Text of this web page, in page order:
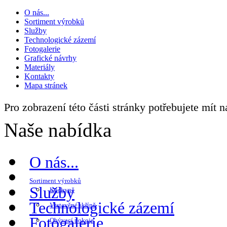
O nás...
Sortiment výrobků
Služby
Technologické zázemí
Fotogalerie
Grafické návrhy
Materiály
Kontakty
Mapa stránek
Pro zobrazení této části stránky potřebujete mít
Naše nabídka
O nás...
Sortiment výrobků
Kuchyně
Vestavěné skříně
Obývací pokoje
Služby
Technologické zázemí
Fotogalerie